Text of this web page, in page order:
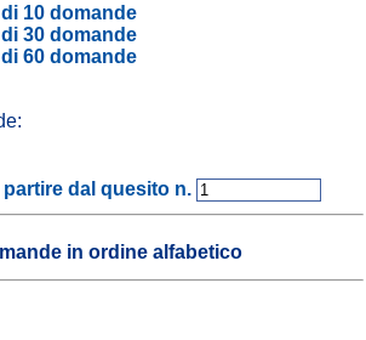
10 domande
30 domande
60 domande
partire dal quesito n.
in ordine alfabetico